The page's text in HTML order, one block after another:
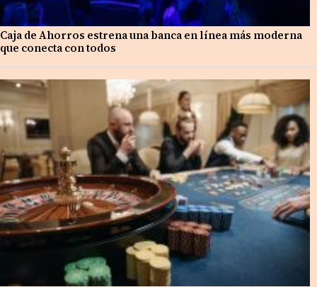
Caja de Ahorros estrena una banca en línea más moderna
que conecta con todos